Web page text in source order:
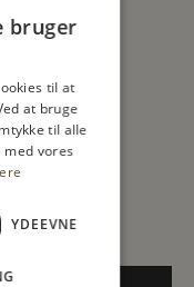
bruger
til at
at bruge
til alle
med vores
YDEEVNE